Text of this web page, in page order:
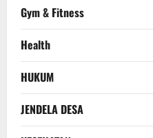
Gym & Fitness
Health
HUKUM
JENDELA DESA